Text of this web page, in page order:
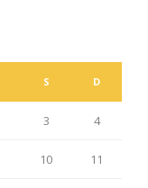
S D
3 4
10 11